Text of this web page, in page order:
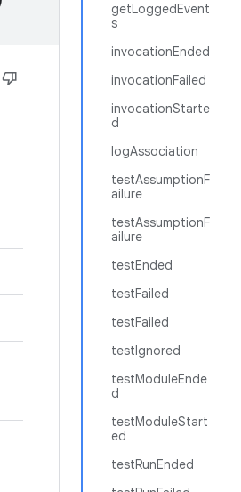
getLoggedEvent
s
invocationEnded
invocationFailed
invocationStarte
d
logAssociation
testAssumptionF
ailure
testAssumptionF
ailure
testEnded
testFailed
testFailed
testIgnored
testModuleEnde
d
testModuleStart
ed
testRunEnded